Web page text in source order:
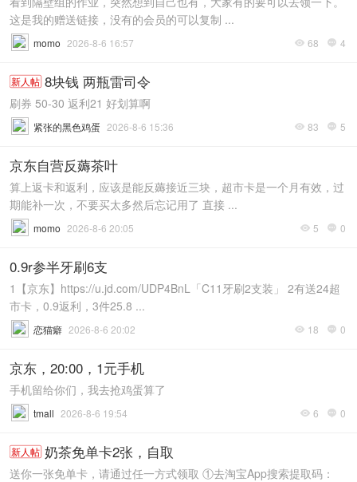
这是我的赠送链接，没有的会员的可以复制 ...
 68  4
momo 2026-8-6 16:57
新人帖 8块钱 两瓶雷司令
刷券 50-30 返利21 好划算啊
 83  5
紧张的黑色鸡蛋 2026-8-6 15:36
京东自营反薅茶叶
算上返卡和返利，应该是能反薅接近三块，超市卡是一个月有效，过
期能补一次，不要买太多然后忘记用了 直接 ...
 5  0
momo 2026-8-6 20:05
0.9r参半牙刷6支
1【京东】https://u.jd.com/UDP4BnL「C11牙刷2支装」 2有送24超
市卡，0.9返利，3件25.8 ...
 18  0
恋猫癖 2026-8-6 20:02
京东，20:00，1元手机
手机留给你们，我去抢鸡蛋算了
 6  0
tmall 2026-8-6 19:54
新人帖 奶茶免单卡2张，自取
送你一张免单卡，请通过任一方式领取 ①去淘宝App搜索提取码：